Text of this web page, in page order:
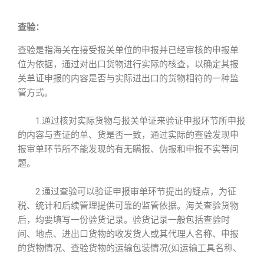
查验：
查验是指海关在接受报关单位的申报并已经审核的申报单
位为依据，通过对出口货物进行实际的核查，以确定其报
关单证申报的内容是否与实际进出口的货物相符的一种监
管方式。
1.通过核对实际货物与报关单证来验证申报环节所申报
的内容与查证的单、货是否一致，通过实际的查验发现申
报审单环节所不能发现的有无瞒报、伪报和申报不实等问
题。
2.通过查验可以验证申报审单环节提出的疑点，为征
税、统计和后续管理提供可靠的监管依据。海关查验货物
后，均要填写一份验货记录。验货记录一般包括查验时
间、地点、进出口货物的收发货人或其代理人名称、申报
的货物情况、查验货物的运输包装情况(如运输工具名称、